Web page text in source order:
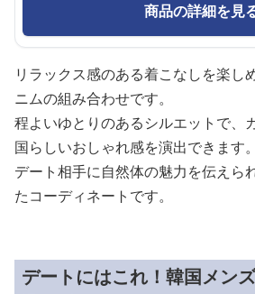
商品の詳細を見
リラックス感のある着こなしを楽し
ニムの組み合わせです。
程よいゆとりのあるシルエットで、
国らしいおしゃれ感を演出できます。
デート相手に自然体の魅力を伝えら
たコーディネートです。
デートにはこれ！韓国メン